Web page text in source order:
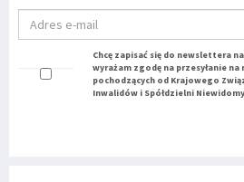
Chcę zapisać się do newslettera
wyrażam zgodę na przesyłanie
pochodzących od Krajowego
Inwalidów i Spółdzielni